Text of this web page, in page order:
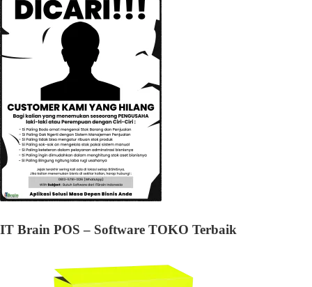
IT Brain POS – Software TOKO Terbaik